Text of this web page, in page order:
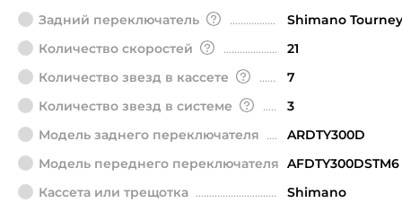
Задний переключатель
Shimano Tourney
Количество скоростей
21
Количество звезд в кассете
7
Количество звезд в системе
3
Модель заднего переключателя
ARDTY300D
Модель переднего переключателя AFDTY300DSTM6
Кассета или трещотка
Shimano